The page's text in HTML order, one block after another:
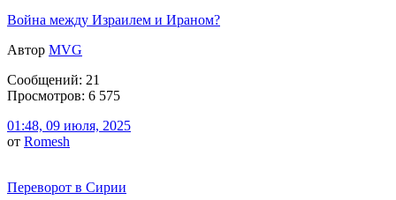
Война между Израилем и Ираном?
Автор MVG
Сообщений: 21
Просмотров: 6 575
01:48, 09 июля, 2025
от Romesh
Переворот в Сирии